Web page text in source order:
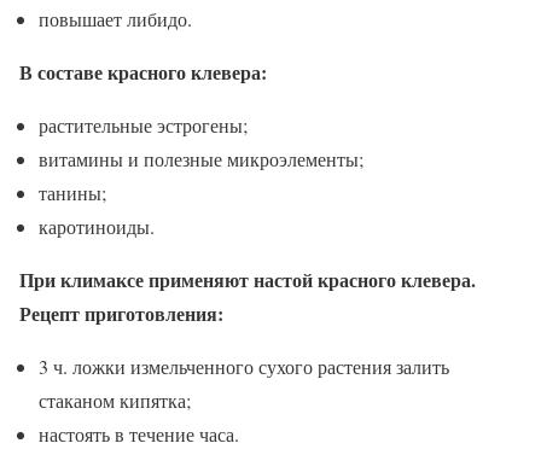
повышает либидо.
В составе красного клевера:
растительные эстрогены;
витамины и полезные микроэлементы;
танины;
каротиноиды.
При климаксе применяют настой красного клевера.
Рецепт приготовления:
3 ч. ложки измельченного сухого растения залить
стаканом кипятка;
настоять в течение часа.